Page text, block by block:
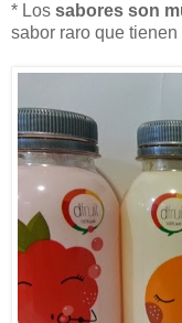
* Los sabores son
sabor raro que